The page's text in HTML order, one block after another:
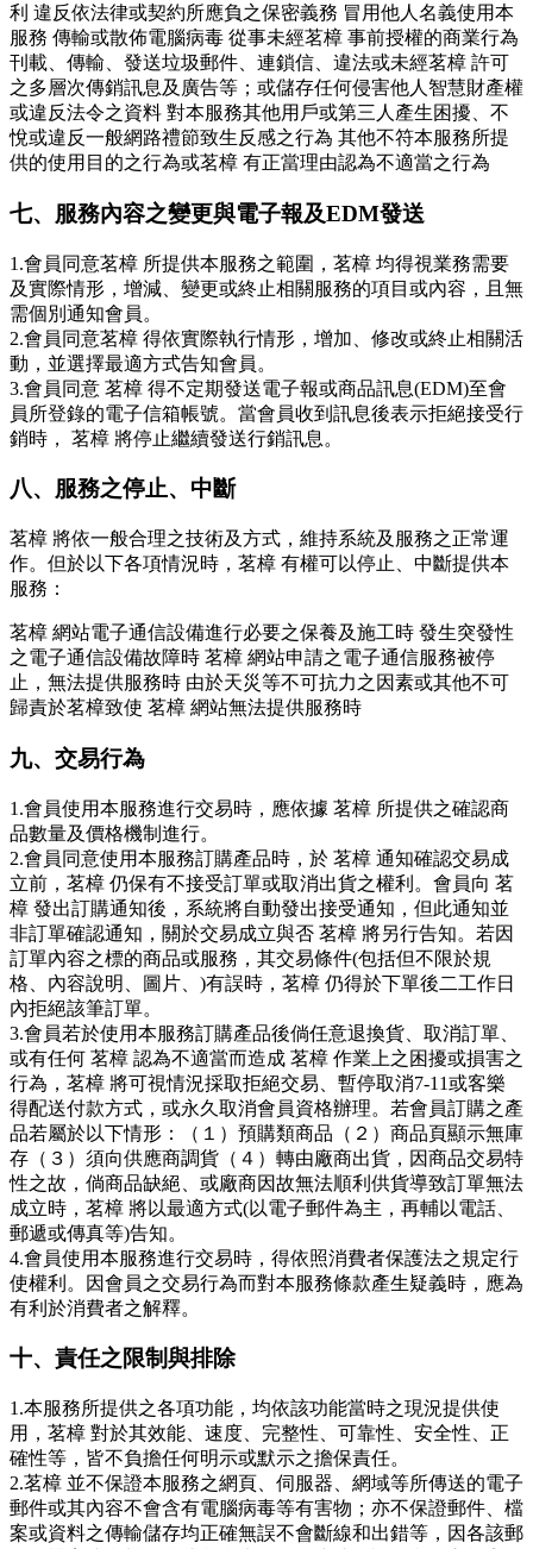
利 違反依法律或契約所應負之保密義務 冒用他人名義使用本
服務 傳輸或散佈電腦病毒 從事未經茗樟 事前授權的商業行為
刊載、傳輸、發送垃圾郵件、連鎖信、違法或未經茗樟 許可
之多層次傳銷訊息及廣告等；或儲存任何侵害他人智慧財產權
或違反法令之資料 對本服務其他用戶或第三人產生困擾、不
悅或違反一般網路禮節致生反感之行為 其他不符本服務所提
供的使用目的之行為或茗樟 有正當理由認為不適當之行為
七、服務內容之變更與電子報及EDM發送
1.會員同意茗樟 所提供本服務之範圍，茗樟 均得視業務需要
及實際情形，增減、變更或終止相關服務的項目或內容，且無
需個別通知會員。
2.會員同意茗樟 得依實際執行情形，增加、修改或終止相關活
動，並選擇最適方式告知會員。
3.會員同意 茗樟 得不定期發送電子報或商品訊息(EDM)至會
員所登錄的電子信箱帳號。當會員收到訊息後表示拒絕接受行
銷時， 茗樟 將停止繼續發送行銷訊息。
八、服務之停止、中斷
茗樟 將依一般合理之技術及方式，維持系統及服務之正常運
作。但於以下各項情況時，茗樟 有權可以停止、中斷提供本
服務：
茗樟 網站電子通信設備進行必要之保養及施工時 發生突發性
之電子通信設備故障時 茗樟 網站申請之電子通信服務被停
止，無法提供服務時 由於天災等不可抗力之因素或其他不可
歸責於茗樟致使 茗樟 網站無法提供服務時
九、交易行為
1.會員使用本服務進行交易時，應依據 茗樟 所提供之確認商
品數量及價格機制進行。
2.會員同意使用本服務訂購產品時，於 茗樟 通知確認交易成
立前，茗樟 仍保有不接受訂單或取消出貨之權利。會員向 茗
樟 發出訂購通知後，系統將自動發出接受通知，但此通知並
非訂單確認通知，關於交易成立與否 茗樟 將另行告知。若因
訂單內容之標的商品或服務，其交易條件(包括但不限於規
格、內容說明、圖片、)有誤時，茗樟 仍得於下單後二工作日
內拒絕該筆訂單。
3.會員若於使用本服務訂購產品後倘任意退換貨、取消訂單、
或有任何 茗樟 認為不適當而造成 茗樟 作業上之困擾或損害之
行為，茗樟 將可視情況採取拒絕交易、暫停取消7-11或客樂
得配送付款方式，或永久取消會員資格辦理。若會員訂購之產
品若屬於以下情形：（１）預購類商品（２）商品頁顯示無庫
存（３）須向供應商調貨（４）轉由廠商出貨，因商品交易特
性之故，倘商品缺絕、或廠商因故無法順利供貨導致訂單無法
成立時，茗樟 將以最適方式(以電子郵件為主，再輔以電話、
郵遞或傳真等)告知。
4.會員使用本服務進行交易時，得依照消費者保護法之規定行
使權利。因會員之交易行為而對本服務條款產生疑義時，應為
有利於消費者之解釋。
十、責任之限制與排除
1.本服務所提供之各項功能，均依該功能當時之現況提供使
用，茗樟 對於其效能、速度、完整性、可靠性、安全性、正
確性等，皆不負擔任何明示或默示之擔保責任。
2.茗樟 並不保證本服務之網頁、伺服器、網域等所傳送的電子
郵件或其內容不會含有電腦病毒等有害物；亦不保證郵件、檔
案或資料之傳輸儲存均正確無誤不會斷線和出錯等，因各該郵